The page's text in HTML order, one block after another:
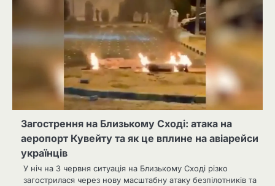
Загострення на Близькому Сході: атака на
аеропорт Кувейту та як це вплине на авіарейси
українців
У ніч на 3 червня ситуація на Близькому Сході різко
загострилася через нову масштабну атаку безпілотників та